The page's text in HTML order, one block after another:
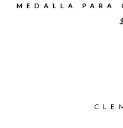
MEDALLA PARA
$